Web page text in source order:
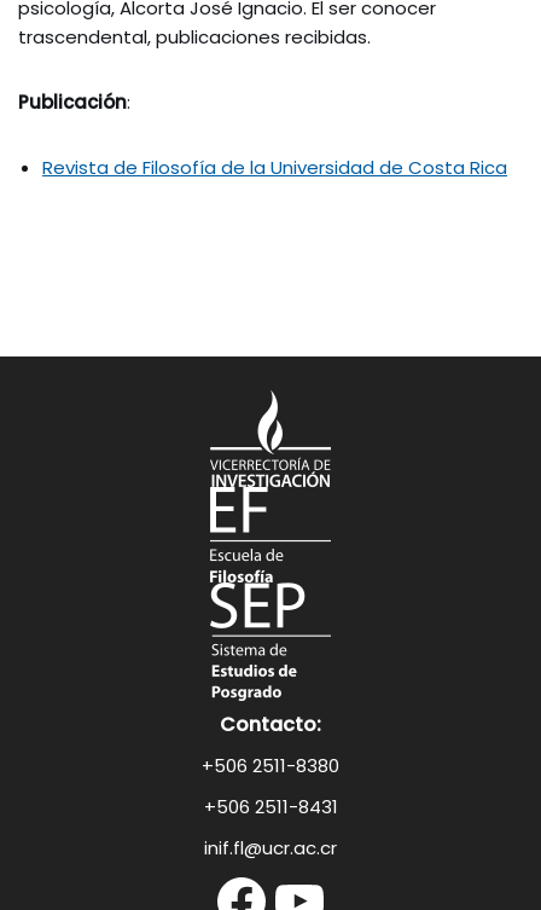
psicología, Alcorta José Ignacio. El ser conocer
trascendental, publicaciones recibidas.
Publicación:
Revista de Filosofía de la Universidad de Costa Rica
Contacto:
+506 2511-8380
+506 2511-8431
inif.fl@ucr.ac.cr